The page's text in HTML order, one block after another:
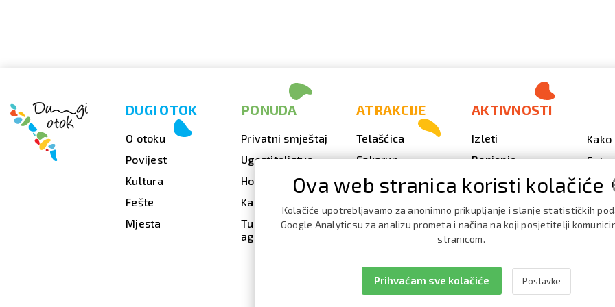
DUGI OTOK
O otoku
Povijest
Kultura
Fešte
Mjesta
PONUDA
Privatni smještaj
Ugostiteljstvo
Hoteli
Kampovi
Turističke
agencije
ATRAKCIJE
Telašćica
Sakarun
Svjetionik Veli Rat
Strašna peć
AKTIVNOSTI
Izleti
Ronjenje
Outdoor
Nautika
Kako
Ova web stranica koristi kolačiće
Kolačiće upotrebljavamo za anonimno prikupljanje i slanje statističkih
Google Analyticsu za analizu prometa i načina na koji posjetitelji
stranicom.
Prihvaćam sve kolačiće Postavke